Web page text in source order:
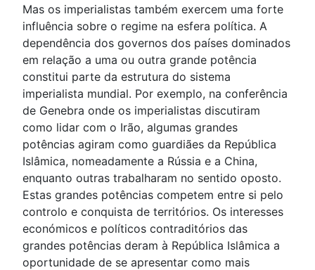
Mas os imperialistas também exercem uma forte
influência sobre o regime na esfera política. A
dependência dos governos dos países dominados
em relação a uma ou outra grande potência
constitui parte da estrutura do sistema
imperialista mundial. Por exemplo, na conferência
de Genebra onde os imperialistas discutiram
como lidar com o Irão, algumas grandes
potências agiram como guardiães da República
Islâmica, nomeadamente a Rússia e a China,
enquanto outras trabalharam no sentido oposto.
Estas grandes potências competem entre si pelo
controlo e conquista de territórios. Os interesses
económicos e políticos contraditórios das
grandes potências deram à República Islâmica a
oportunidade de se apresentar como mais